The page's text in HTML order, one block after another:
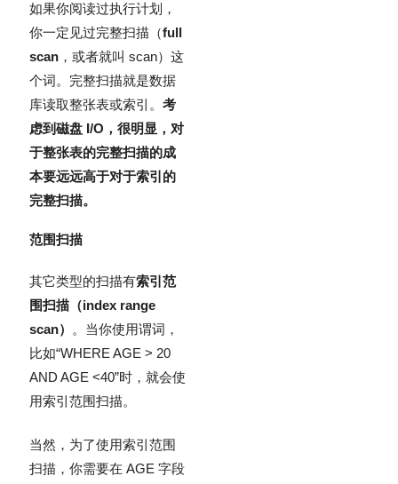
如果你阅读过执行计划，
你一定见过完整扫描（full
scan ，或者就叫 scan）这
个词。完整扫描就是数据
库读取整张表或索引。 考
虑到磁盘 I/O，很明显，对
于整张表的完整扫描的成
本要远远高于对于索引的
完整扫描。
范围扫描
其它类型的扫描有索引范
围扫描（index range
scan）
。当你使用谓词，
比如“WHERE AGE > 20
AND AGE <40”时，就会使
用索引范围扫描。
当然，为了使用索引范围
扫描，你需要在 AGE 字段